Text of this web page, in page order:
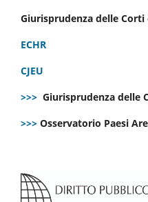
Giurisprudenza delle Corti
ECHR
CJEU
>>> Giurisprudenza delle
>>> Osservatorio Paesi